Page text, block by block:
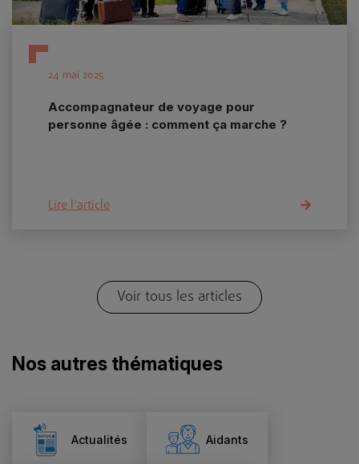
24 mai 2025
Accompagnateur de voyage pour
personne âgée : comment ça marche ?
Lire l'article
Voir tous les articles
Nos autres thématiques
Actualités Aidants